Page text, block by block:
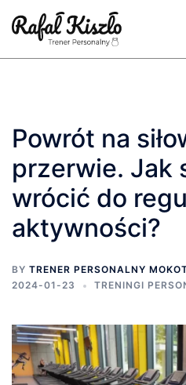
Powrót na
przerwie. Jak
wrócić do
aktywności?
BY TRENER PERSONALNY
2024-01-23
TRENINGI